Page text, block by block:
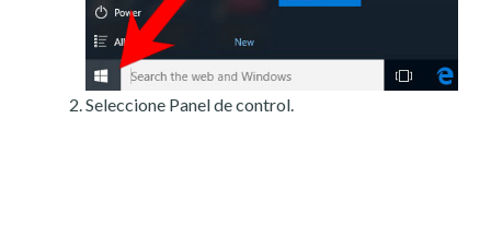
Seleccione Panel de control.